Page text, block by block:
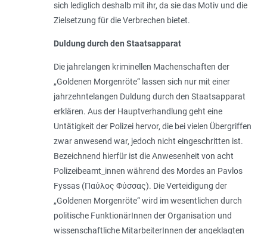
sich lediglich deshalb mit ihr, da sie das Motiv und die
Zielsetzung für die Verbrechen bietet.
Duldung durch den Staatsapparat
Die jahrelangen kriminellen Machenschaften der
„Goldenen Morgenröte“ lassen sich nur mit einer
jahrzehntelangen Duldung durch den Staatsapparat
erklären. Aus der Hauptverhandlung geht eine
Untätigkeit der Polizei hervor, die bei vielen Übergriffen
zwar anwesend war, jedoch nicht eingeschritten ist.
Bezeichnend hierfür ist die Anwesenheit von acht
Polizeibeam­t_in­nen während des Mordes an Pavlos
Fyssas (Παύλος Φύσσας). Die Verteidigung der
„Goldenen Morgenröte“ wird im wesentlichen durch
politische FunktionärInnen der Organisation und
wissenschaftliche MitarbeiterInnen der angeklagten